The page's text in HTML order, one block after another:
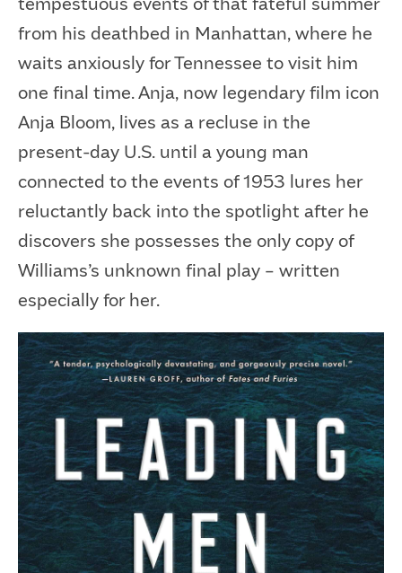
from his deathbed in Manhattan, where he
waits anxiously for Tennessee to visit him
one final time. Anja, now legendary film icon
Anja Bloom, lives as a recluse in the
present-day U.S. until a young man
connected to the events of 1953 lures her
reluctantly back into the spotlight after he
discovers she possesses the only copy of
Williams’s unknown final play – written
especially for her.